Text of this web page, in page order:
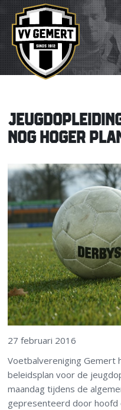
NOG HOGER
27 februari 2016
Voetbalvereniging Gemert
beleidsplan voor de
maandag tijdens de
gepresenteerd door hoofd